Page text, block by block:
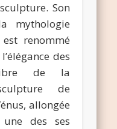
Son
mythologie
renommé
des
de la
de
allongée
des ses